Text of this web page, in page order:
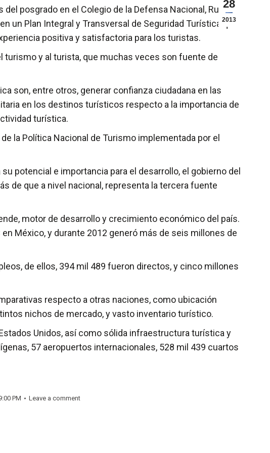
28
2013
posgrado en el Colegio de la Defensa Nacional, Ruiz
un Plan Integral y Transversal de Seguridad Turística que
positiva y satisfactoria para los turistas.
y al turista, que muchas veces son fuente de
son, entre otros, generar confianza ciudadana en las
en los destinos turísticos respecto a la importancia de
turística.
la Política Nacional de Turismo implementada por el
potencial e importancia para el desarrollo, el gobierno del
de que a nivel nacional, representa la tercera fuente
motor de desarrollo y crecimiento económico del país.
México, y durante 2012 generó más de seis millones de
de ellos, 394 mil 489 fueron directos, y cinco millones
respecto a otras naciones, como ubicación
nichos de mercado, y vasto inventario turístico.
Unidos, así como sólida infraestructura turística y
57 aeropuertos internacionales, 528 mil 439 cuartos
PM Leave a comment